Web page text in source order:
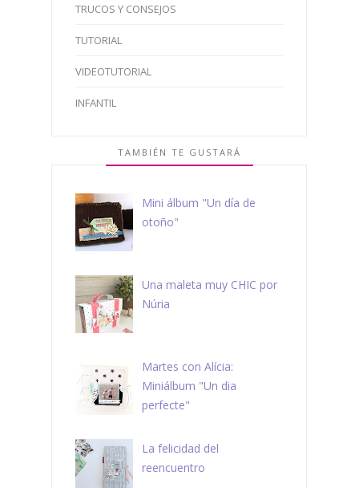
TRUCOS Y CONSEJOS
TUTORIAL
VIDEOTUTORIAL
INFANTIL
TAMBIÉN TE GUSTARÁ
Mini álbum "Un día de
otoño"
Una maleta muy CHIC por
Núria
Martes con Alícia:
Miniálbum "Un dia
perfecte"
La felicidad del
reencuentro